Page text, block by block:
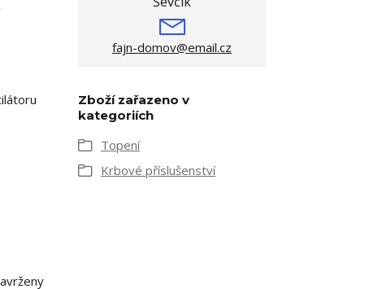
fajn-domov@email.cz
Zboží zařazeno v
kategoriích
Topení
Krbové příslušenství